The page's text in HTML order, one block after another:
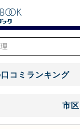
コミランキング
市